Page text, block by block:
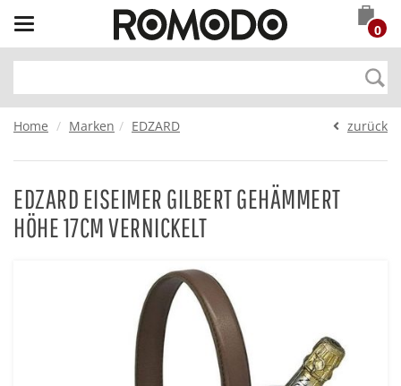
Toggle
navigation
0
Home Marken EDZARD zurück
EDZARD EISEIMER GILBERT GEHÄMMERT
HÖHE 17CM VERNICKELT